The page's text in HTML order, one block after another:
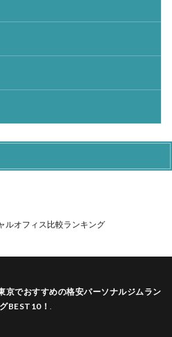
ルオフィス比較ランキング
京でおすすめの格安パーソナルジムラン
BEST10！